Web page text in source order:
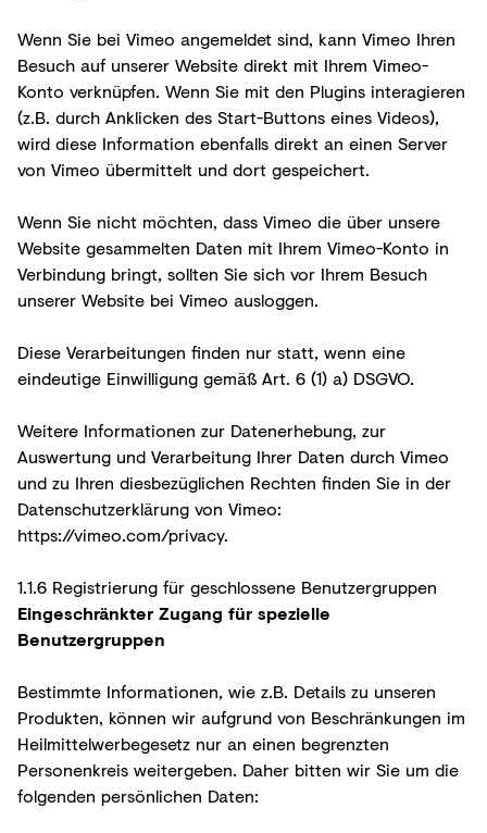
Wenn Sie bei Vimeo angemeldet sind, kann Vimeo Ihren
Besuch auf unserer Website direkt mit Ihrem Vimeo-
Konto verknüpfen. Wenn Sie mit den Plugins interagieren
(z.B. durch Anklicken des Start-Buttons eines Videos),
wird diese Information ebenfalls direkt an einen Server
von Vimeo übermittelt und dort gespeichert.
Wenn Sie nicht möchten, dass Vimeo die über unsere
Website gesammelten Daten mit Ihrem Vimeo-Konto in
Verbindung bringt, sollten Sie sich vor Ihrem Besuch
unserer Website bei Vimeo ausloggen.
Diese Verarbeitungen finden nur statt, wenn eine
eindeutige Einwilligung gemäß Art. 6 (1) a) DSGVO.
Weitere Informationen zur Datenerhebung, zur
Auswertung und Verarbeitung Ihrer Daten durch Vimeo
und zu Ihren diesbezüglichen Rechten finden Sie in der
Datenschutzerklärung von Vimeo:
https://vimeo.com/privacy.
1.1.6 Registrierung für geschlossene Benutzergruppen
Eingeschränkter Zugang für spezielle
Benutzergruppen
Bestimmte Informationen, wie z.B. Details zu unseren
Produkten, können wir aufgrund von Beschränkungen im
Heilmittelwerbegesetz nur an einen begrenzten
Personenkreis weitergeben. Daher bitten wir Sie um die
folgenden persönlichen Daten: